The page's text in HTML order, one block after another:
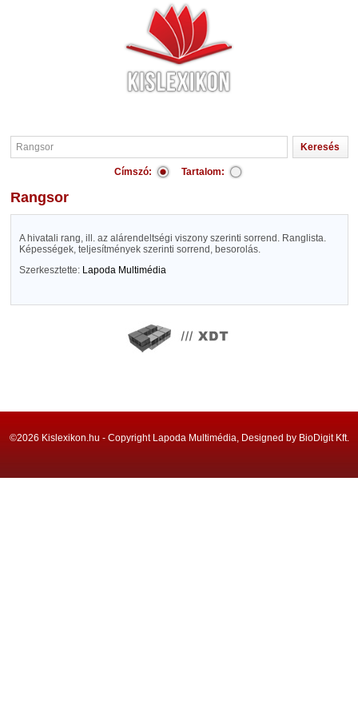
Címszó: Tartalom:
Rangsor
A hivatali rang, ill. az alárendeltségi viszony szerinti sorrend. Ranglista.
Képességek, teljesítmények szerinti sorrend, besorolás.
Szerkesztette: Lapoda Multimédia
©2026 Kislexikon.hu - Copyright Lapoda Multimédia, Designed by BioDigit Kft.